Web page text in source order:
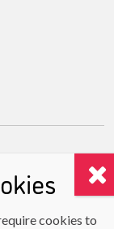
cookies to